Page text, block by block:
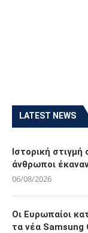
LATEST NEWS
Ιστορική
άνθρωποι
06/08/2026
Οι Ευρωπαίοι
τα νέα Samsung